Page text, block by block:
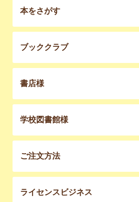
本をさがす
ブッククラブ
書店様
学校図書館様
ご注文方法
ライセンスビジネス